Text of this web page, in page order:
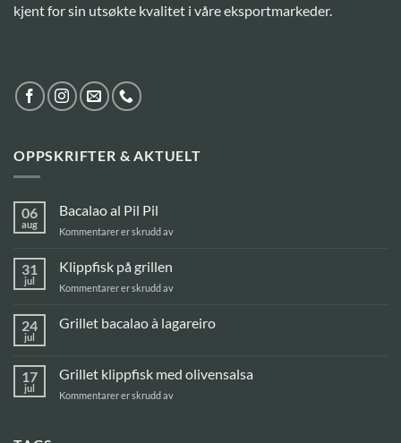
kjent for sin utsøkte kvalitet i våre eksportmarkeder.
OPPSKRIFTER & AKTUELT
06
aug
Bacalao al Pil Pil
Kommentarer er skrudd avfor
31
jul
Klippfisk på grillen
Kommentarer er skrudd avfor
grillen
24
jul
Grillet bacalao à lagareiro
Grillet
à
17
jul
Grillet klippfisk med olivensalsa
Kommentarer er skrudd avfor